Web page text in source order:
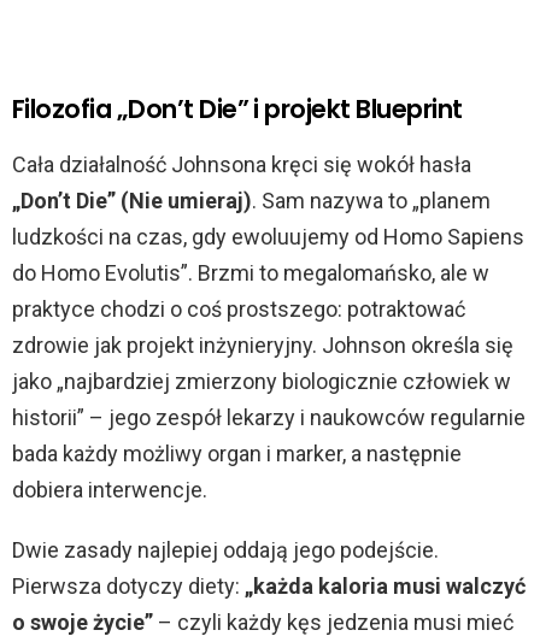
o
Filozofia „Don’t Die” i projekt Blueprint
Cała działalność Johnsona kręci się wokół hasła
„Don’t Die” (Nie umieraj). Sam nazywa to „planem
ludzkości na czas, gdy ewoluujemy od Homo Sapiens
do Homo Evolutis”. Brzmi to megalomańsko, ale w
praktyce chodzi o coś prostszego: potraktować
zdrowie jak projekt inżynieryjny. Johnson określa się
jako „najbardziej zmierzony biologicznie człowiek w
historii” – jego zespół lekarzy i naukowców regularnie
bada każdy możliwy organ i marker, a następnie
dobiera interwencje.
Dwie zasady najlepiej oddają jego podejście.
Pierwsza dotyczy diety: „każda kaloria musi walczyć
o swoje życie” – czyli każdy kęs jedzenia musi mieć